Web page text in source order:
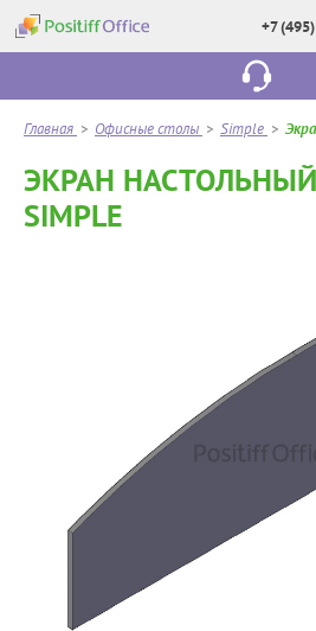
+7
Главная > Офисные столы > Simple >
ЭКРАН НАСТОЛЬНЫЙ
SIMPLE